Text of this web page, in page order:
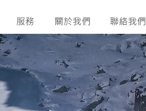
服務 關於我們 聯絡我們